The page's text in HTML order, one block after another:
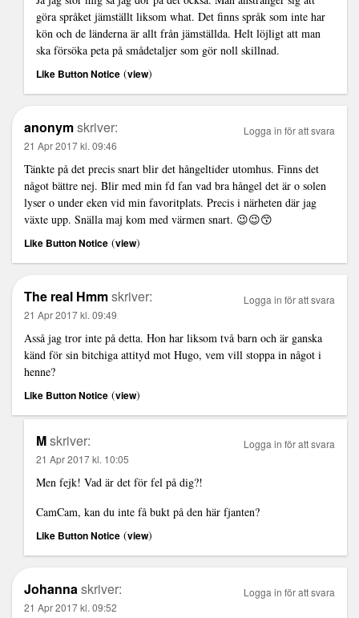
göra språket jämställt liksom what. Det finns språk som inte har
kön och de länderna är allt från jämställda. Helt löjligt att man
ska försöka peta på smådetaljer som gör noll skillnad.
Like Button Notice (view)
anonymskriver:
21 Apr 2017 kl. 09:46
Tänkte på det precis snart blir det hångeltider utomhus. Finns det
något bättre nej. Blir med min fd fan vad bra hångel det är o solen
lyser o under eken vid min favoritplats. Precis i närheten där jag
växte upp. Snälla maj kom med värmen snart. 😉😉😙
Like Button Notice (view)
Logga in för att svara
The real Hmmskriver:
21 Apr 2017 kl. 09:49
Asså jag tror inte på detta. Hon har liksom två barn och är ganska
känd för sin bitchiga attityd mot Hugo, vem vill stoppa in något i
henne?
Like Button Notice (view)
Logga in för att svara
Mskriver:
21 Apr 2017 kl. 10:05
Men fejk! Vad är det för fel på dig?!
CamCam, kan du inte få bukt på den här fjanten?
Like Button Notice (view)
Logga in för att svara
Johannaskriver:
21 Apr 2017 kl. 09:52
Logga in för att svara